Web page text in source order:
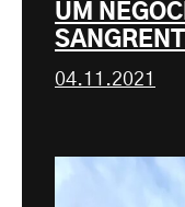
UM
04.11.2021